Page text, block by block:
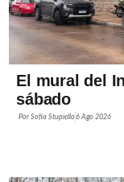
El mural del
sábado
PorSofía Stupiello6 Ago 2026